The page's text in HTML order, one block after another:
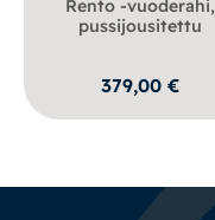
Rento -vuoderahi,
pussijousitettu
379,00 €